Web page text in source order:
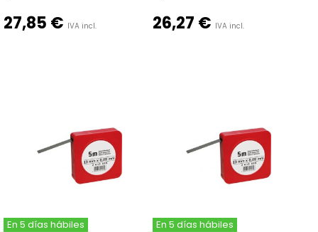
27,85 € IVA incl. 26,27 € IVA incl.
En 5 días hábiles En 5 días hábiles